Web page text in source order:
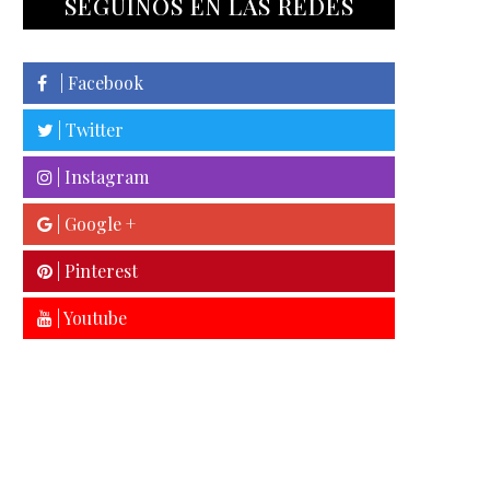
| Facebook
| Twitter
| Instagram
| Google +
| Pinterest
| Youtube